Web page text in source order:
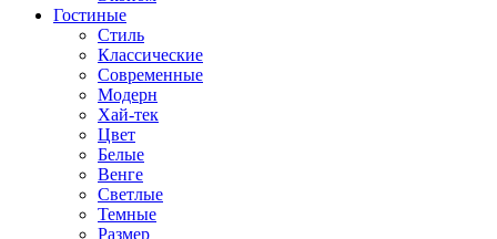
Гостиные
Стиль
Классические
Современные
Модерн
Хай-тек
Цвет
Белые
Венге
Светлые
Темные
Размер